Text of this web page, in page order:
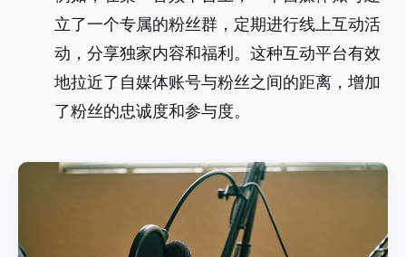
立了一个专属的粉丝群，定期进行线上互动活
动，分享独家内容和福利。这种互动平台有效
地拉近了自媒体账号与粉丝之间的距离，增加
了粉丝的忠诚度和参与度。